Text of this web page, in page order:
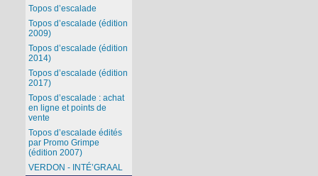
Topos d’escalade
Topos d’escalade (édition
2009)
Topos d’escalade (édition
2014)
Topos d’escalade (édition
2017)
Topos d’escalade : achat
en ligne et points de
vente
Topos d’escalade édités
par Promo Grimpe
(édition 2007)
VERDON - INTÉ’GRAAL